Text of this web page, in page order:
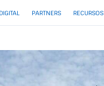
PARTNERS RECURSOS